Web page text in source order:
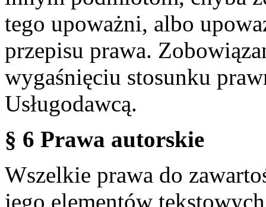
tego upoważni, albo
przepisu prawa.
wygaśnięciu stosunku
Usługodawcą.
§ 6 Prawa autorskie
Wszelkie prawa do
jego elementów